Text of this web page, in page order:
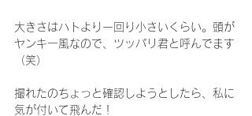
大きさはハトより一回り小さいくらい。頭が
ヤンキー風なので、ツッパリ君と呼んでます
（笑）
撮れたのちょっと確認しようとしたら、私に
気が付いて飛んだ！